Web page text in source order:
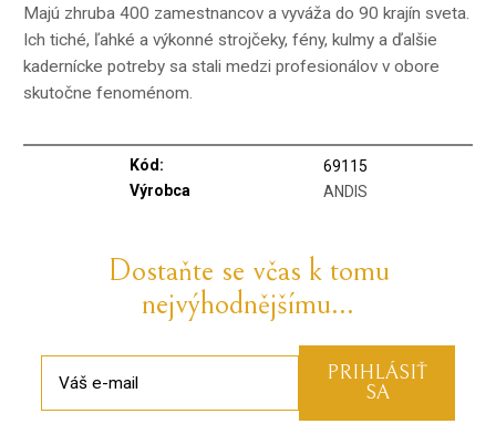
Majú zhruba 400 zamestnancov a vyváža do 90 krajín sveta.
Ich tiché, ľahké a výkonné strojčeky, fény, kulmy a ďalšie
kadernícke potreby sa stali medzi profesionálov v obore
skutočne fenoménom.
Kód:
69115
Výrobca
ANDIS
Dostaňte se včas k tomu
nejvýhodnějšímu...